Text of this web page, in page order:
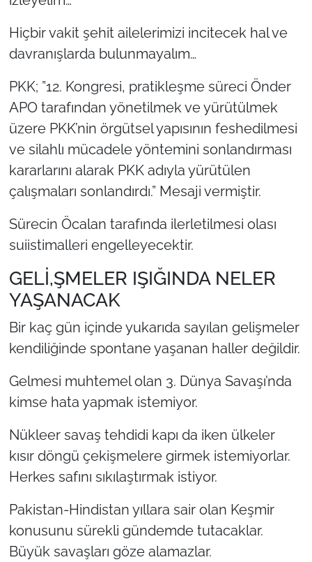
Hiçbir vakit şehit ailelerimizi incitecek hal ve
davranışlarda bulunmayalım…
PKK; ”12. Kongresi, pratikleşme süreci Önder
APO tarafından yönetilmek ve yürütülmek
üzere PKK’nin örgütsel yapısının feshedilmesi
ve silahlı mücadele yöntemini sonlandırması
kararlarını alarak PKK adıyla yürütülen
çalışmaları sonlandırdı.” Mesaji vermiştir.
Sürecin Öcalan tarafında ilerletilmesi olası
suiistimalleri engelleyecektir.
GELİ,ŞMELER IŞIĞINDA NELER
YAŞANACAK
Bir kaç gün içinde yukarıda sayılan gelişmeler
kendiliğinde spontane yaşanan haller değildir.
Gelmesi muhtemel olan 3. Dünya Savaşı’nda
kimse hata yapmak istemiyor.
Nükleer savaş tehdidi kapı da iken ülkeler
kısır döngü çekişmelere girmek istemiyorlar.
Herkes safını sıkılaştırmak istiyor.
Pakistan-Hindistan yıllara sair olan Keşmir
konusunu sürekli gündemde tutacaklar.
Büyük savaşları göze alamazlar.